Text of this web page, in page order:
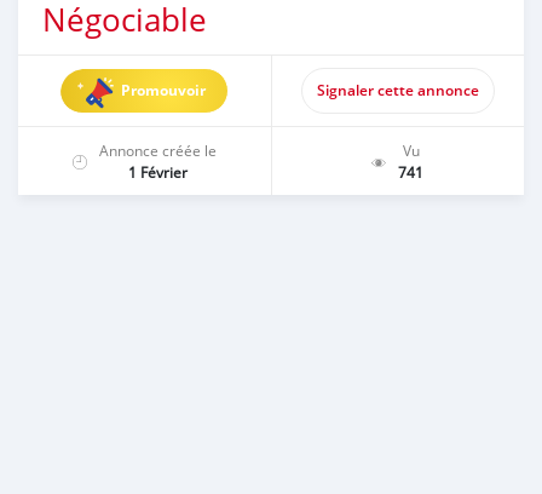
Négociable
Promouvoir Signaler cette annonce
Annonce créée le
1 Février
Vu
741